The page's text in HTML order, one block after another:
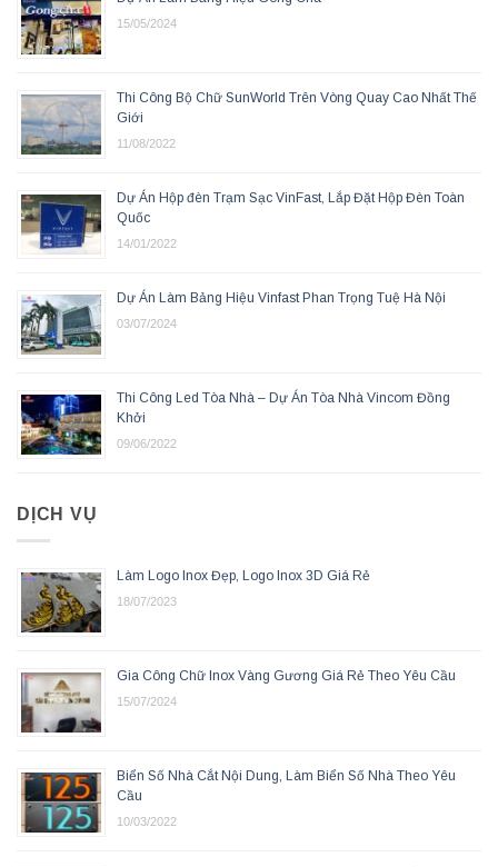
15/05/2024
Thi Công Bộ Chữ SunWorld Trên Vòng Quay Cao Nhất Thế
Giới
11/08/2022
Dự Án Hộp đèn Trạm Sạc VinFast, Lắp Đặt Hộp Đèn Toàn
Quốc
14/01/2022
Dự Án Làm Bảng Hiệu Vinfast Phan Trọng Tuệ Hà Nội
03/07/2024
Thi Công Led Tòa Nhà – Dự Án Tòa Nhà Vincom Đồng
Khởi
09/06/2022
DỊCH VỤ
Làm Logo Inox Đẹp, Logo Inox 3D Giá Rẻ
18/07/2023
Gia Công Chữ Inox Vàng Gương Giá Rẻ Theo Yêu Cầu
15/07/2024
Biển Số Nhà Cắt Nội Dung, Làm Biển Số Nhà Theo Yêu
Cầu
10/03/2022